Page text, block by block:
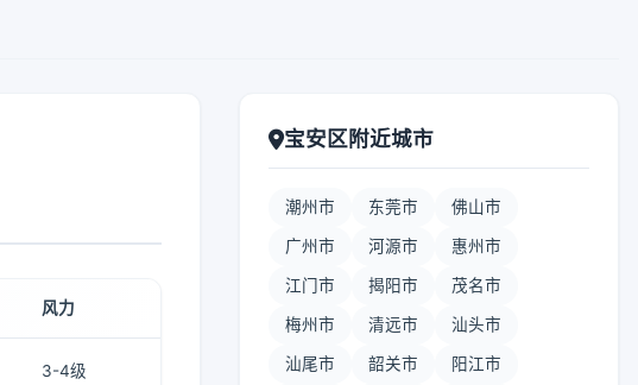
风力
3-4级
宝安区附近城市
潮州市 东莞市 佛山市
广州市 河源市 惠州市
江门市 揭阳市 茂名市
梅州市 清远市 汕头市
汕尾市 韶关市 阳江市